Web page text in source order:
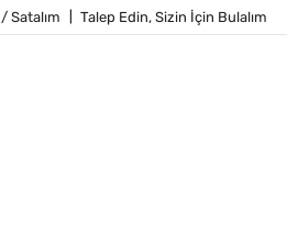
Satalım Talep Edin, Sizin İçin Bulalım